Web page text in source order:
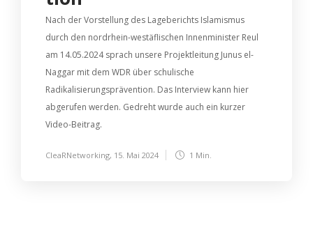
Nach der Vorstellung des Lageberichts Islamismus
durch den nordrhein-westäflischen Innenminister Reul
am 14.05.2024 sprach unsere Projektleitung Junus el-
Naggar mit dem WDR über schulische
Radikalisierungsprävention. Das Interview kann hier
abgerufen werden. Gedreht wurde auch ein kurzer
Video-Beitrag.
CleaRNetworking, 15. Mai 2024 1 Min.